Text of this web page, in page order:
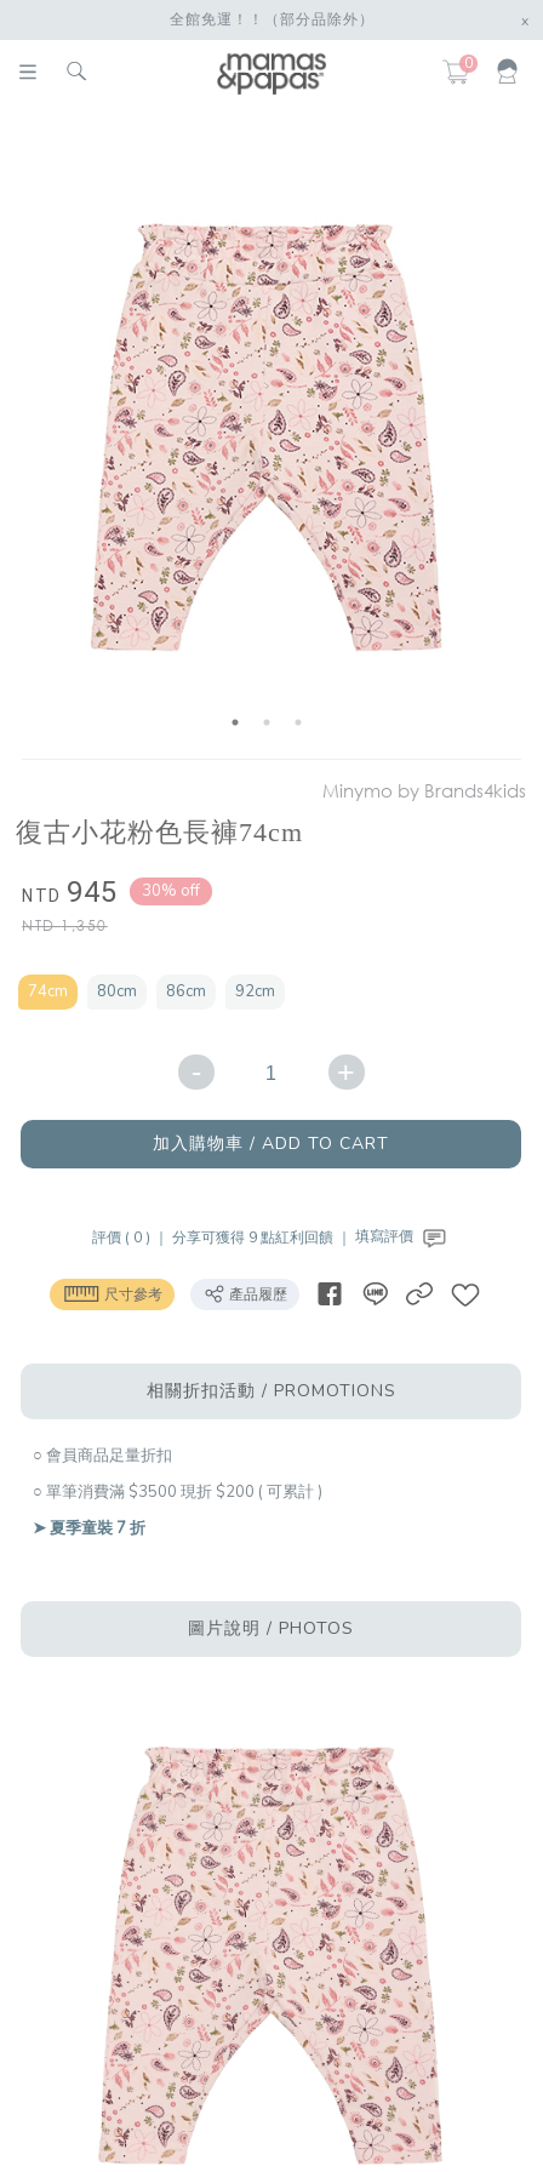
全館免運！！（部分品除外） x
0
Minymo by Brands4kids
復古小花粉色長褲74cm
NTD 945
NTD1,350
30% off
74cm 80cm 86cm 92cm
- +
加入購物車 / ADD TO CART
評價 ( 0 ) ｜ 分享可獲得 9 點紅利回饋 ｜ 填寫評價
尺寸參考 產品履歷
相關折扣活動 / PROMOTIONS
○ 會員商品足量折扣
○ 單筆消費滿 $3500 現折 $200 ( 可累計 )
➤ 夏季童裝 7 折
圖片說明 / PHOTOS